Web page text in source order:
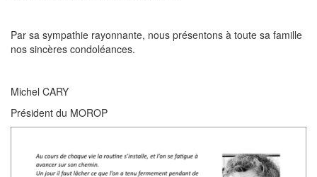
Par sa sympathie rayonnante, nous présentons à toute sa famille
nos sincères condoléances.
Michel CARY
Président du MOROP